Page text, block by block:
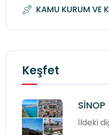
KAMU KURUM VE
Keşfet
SİNOP
İldeki